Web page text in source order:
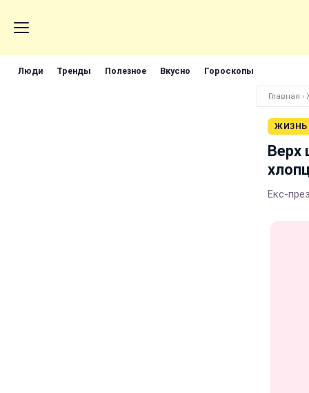
Люди Тренды Полезное Вкусно Гороскопы
Главная ›
ЖИЗНЬ
Верх
Екс-